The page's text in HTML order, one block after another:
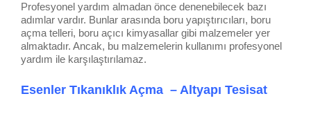
Profesyonel yardım almadan önce denenebilecek bazı
adımlar vardır. Bunlar arasında boru yapıştırıcıları, boru
açma telleri, boru açıcı kimyasallar gibi malzemeler yer
almaktadır. Ancak, bu malzemelerin kullanımı profesyonel
yardım ile karşılaştırılamaz.
Esenler Tıkanıklık Açma – Altyapı Tesisat